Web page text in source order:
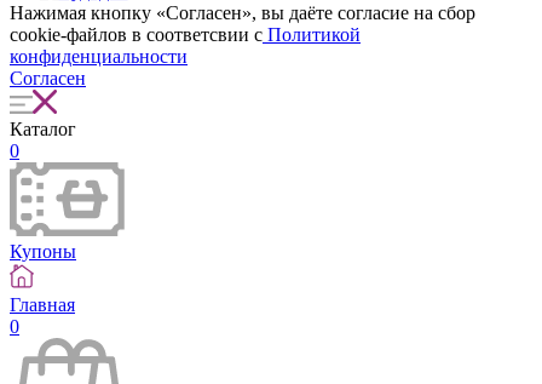
Нажимая кнопку «Согласен», вы даёте cогласие на сбор
cookie-файлов в соответсвии с Политикой
конфиденциальности
Согласен
Каталог
0
Купоны
Главная
0